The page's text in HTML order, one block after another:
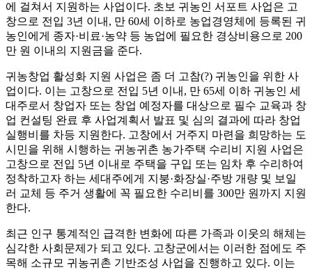
에 걸쳐서 지원하는 사업이다. 초보 귀농인 서포트 사업은 고
창으로 전입 3년 이내, 만 60세 이하로 농업경영체에 등록된 귀
농인에게 종자·비료·농약 등 농업에 필요한 경상비용으로 200
만 원 이내의 지원금을 준다.
귀농창업 활성화 지원 사업은 좀 더 고참(?) 귀농인을 위한 사
업이다. 이는 고창으로 전입 5년 이내, 만 65세 이하 귀농인 세
대주로서 창업자 또는 창업 예정자를 대상으로 필수 교육과 창
업 컨설팅 완료 후 사업계획서 발표 및 심의 결과에 따라 창업
실행비를 차등 지원한다. 고창에서 거주지 마련을 희망하는 도
시민을 위해 시행하는 귀농귀촌 농가주택 수리비 지원 사업은
고창으로 전입 5년 이내로 주택을 구입 또는 임차 후 수리하여
정착하고자 하는 세대주에게 지붕·화장실·주방 개량 및 보일
러 교체 등 주거 생활에 꼭 필요한 수리비를 300만 원까지 지원
한다.
최근 인구 통계적인 급격한 변화에 따른 가족과 이웃의 해체는
심각한 사회문제가 되고 있다. 고창군에서는 이러한 점에도 주
목해 소규모 귀농귀촌 기반조성 사업을 진행하고 있다. 이는